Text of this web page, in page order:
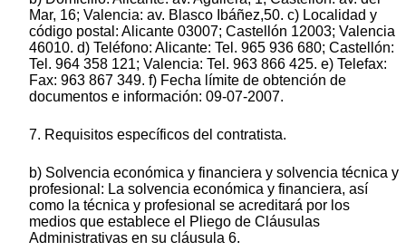
Mar, 16; Valencia: av. Blasco Ibáñez,50. c) Localidad y
código postal: Alicante 03007; Castellón 12003; Valencia
46010. d) Teléfono: Alicante: Tel. 965 936 680; Castellón:
Tel. 964 358 121; Valencia: Tel. 963 866 425. e) Telefax:
Fax: 963 867 349. f) Fecha límite de obtención de
documentos e información: 09-07-2007.
7. Requisitos específicos del contratista.
b) Solvencia económica y financiera y solvencia técnica y
profesional: La solvencia económica y financiera, así
como la técnica y profesional se acreditará por los
medios que establece el Pliego de Cláusulas
Administrativas en su cláusula 6.